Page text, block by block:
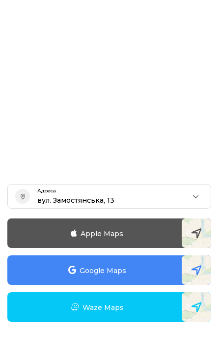
Адреса
вул. Замостянська, 13
Apple Maps
Google Maps
Waze Maps